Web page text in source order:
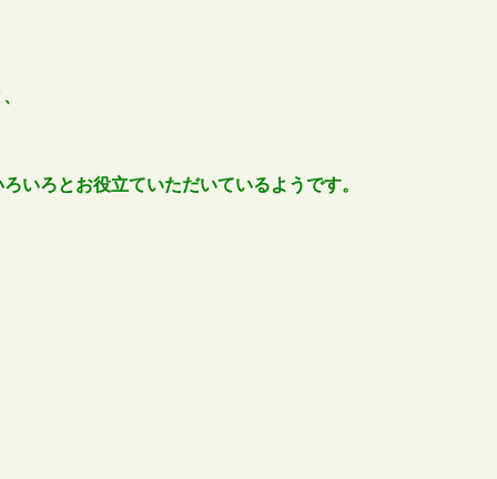
いろとお役立ていただいているようです。